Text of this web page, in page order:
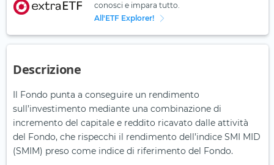
conosci e impara tutto.
All'ETF Explorer!
Descrizione
Il Fondo punta a conseguire un rendimento
sull’investimento mediante una combinazione di
incremento del capitale e reddito ricavato dalle attività
del Fondo, che rispecchi il rendimento dell’indice SMI MID
(SMIM) preso come indice di riferimento del Fondo.